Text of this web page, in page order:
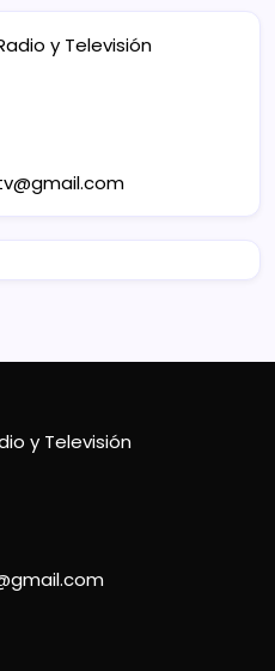
y Televisión
y Televisión